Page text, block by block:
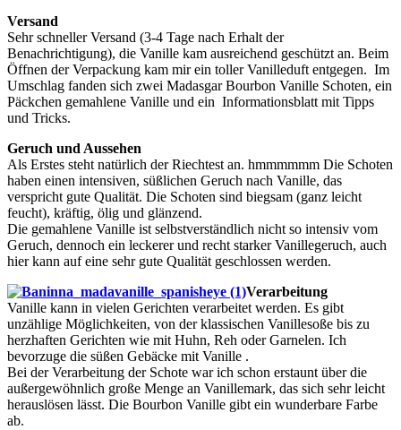
Versand
Sehr schneller Versand (3-4 Tage nach Erhalt der
Benachrichtigung), die Vanille kam ausreichend geschützt an. Beim
Öffnen der Verpackung kam mir ein toller Vanilleduft entgegen. Im
Umschlag fanden sich zwei Madasgar Bourbon Vanille Schoten, ein
Päckchen gemahlene Vanille und ein Informationsblatt mit Tipps
und Tricks.
Geruch und Aussehen
Als Erstes steht natürlich der Riechtest an. hmmmmmm Die Schoten
haben einen intensiven, süßlichen Geruch nach Vanille, das
verspricht gute Qualität. Die Schoten sind biegsam (ganz leicht
feucht), kräftig, ölig und glänzend.
Die gemahlene Vanille ist selbstverständlich nicht so intensiv vom
Geruch, dennoch ein leckerer und recht starker Vanillegeruch, auch
hier kann auf eine sehr gute Qualität geschlossen werden.
Verarbeitung
Vanille kann in vielen Gerichten verarbeitet werden. Es gibt
unzählige Möglichkeiten, von der klassischen Vanillesoße bis zu
herzhaften Gerichten wie mit Huhn, Reh oder Garnelen. Ich
bevorzuge die süßen Gebäcke mit Vanille .
Bei der Verarbeitung der Schote war ich schon erstaunt über die
außergewöhnlich große Menge an Vanillemark, das sich sehr leicht
herauslösen lässt. Die Bourbon Vanille gibt ein wunderbare Farbe
ab.